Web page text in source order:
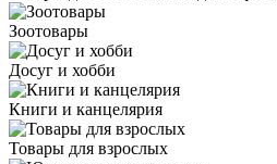
Зоотовары
Досуг и хобби
Книги и канцелярия
Товары для взрослых